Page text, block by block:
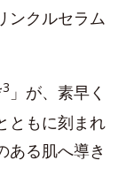
クルセラム
3 」が、素早く
ともに刻まれ
ある肌へ導き